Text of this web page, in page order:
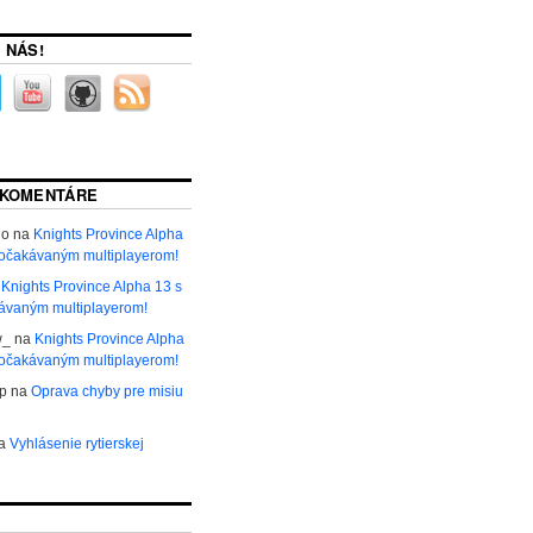
NÁS!
na Knights Province Alpha
multiplayerom!
Knights Province Alpha 13 s
multiplayerom!
na Knights Province Alpha
multiplayerom!
na Oprava chyby pre misiu
Vyhlásenie rytierskej